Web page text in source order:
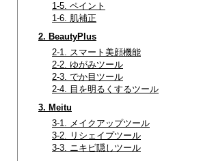
1-5. ペイント
1-6. 肌補正
2. BeautyPlus
2-1. スマート美顔機能
2-2. ゆがみツール
2-3. でか目ツール
2-4. 目を明るくするツール
3. Meitu
3-1. メイクアップツール
3-2. リシェイプツール
3-3. ニキビ隠しツール